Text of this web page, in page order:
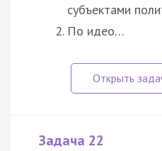
субъектами
По идео…
Задача 22